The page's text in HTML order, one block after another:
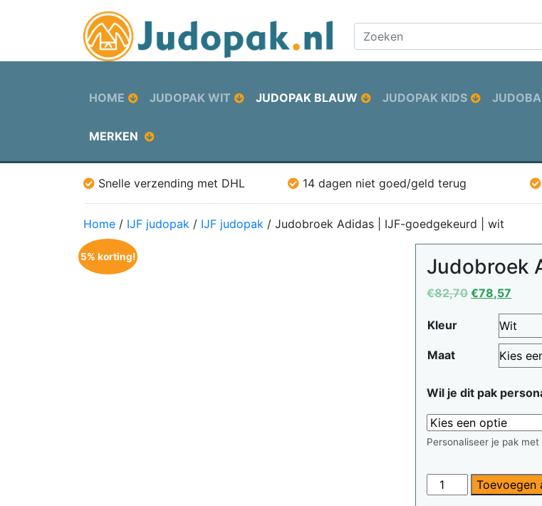
HOME JUDOPAK WIT JUDOPAK BLAUW JUDOPAK KIDS
MERKEN
Snelle verzending met DHL 14 dagen niet goed/geld terug
Home / IJF judopak / IJF judopak / Judobroek Adidas | IJF-goedgekeurd | wit
5% korting! Judobroek
€82,70
€82,70.
€78,57
is:
Kleur
Maat
Wil je dit pak
Personaliseer je pak
Judobroek
Adidas
Toevoegen